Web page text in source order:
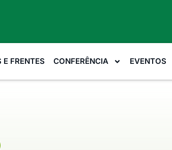
FRENTES CONFERÊNCIA EVENTOS